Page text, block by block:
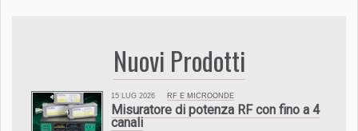
Nuovi Prodotti
15 LUG 2026 RF E MICROONDE
Misuratore di potenza RF con fino a 4
canali